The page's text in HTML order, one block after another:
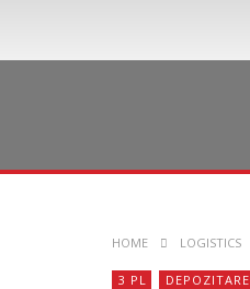
HOME LOGISTICS
3 PL DEPOZITARE